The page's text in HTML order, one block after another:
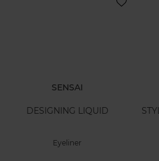
SENSAI
DESIGNING LIQUID
Eyeliner